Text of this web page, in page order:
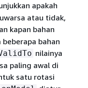
apakah
atau tidak,
kapan bahan
bahan
nilainya
paling awal di
satu rotasi